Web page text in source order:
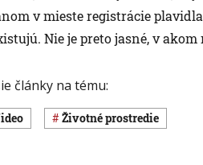
v mieste registrácie
Nie je preto jasné, v
články na tému:
Video Životné prostredie